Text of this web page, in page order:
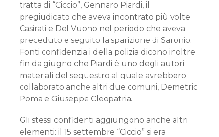
tratta di “Ciccio”, Gennaro Piardi, il
pregiudicato che aveva incontrato più volte
Casirati e Del Vuono nel periodo che aveva
preceduto e seguito la sparizione di Saronio.
Fonti confidenziali della polizia dicono inoltre
fin da giugno che Piardi è uno degli autori
materiali del sequestro al quale avrebbero
collaborato anche altri due comuni, Demetrio
Poma e Giuseppe Cleopatria.
Gli stessi confidenti aggiungono anche altri
elementi: il 15 settembre “Ciccio” si era